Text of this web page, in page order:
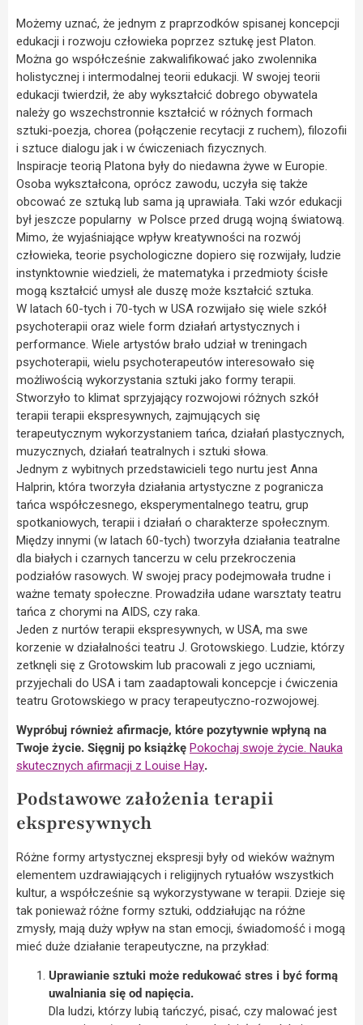
Możemy uznać, że jednym z praprzodków spisanej koncepcji
edukacji i rozwoju człowieka poprzez sztukę jest Platon.
Można go współcześnie zakwalifikować jako zwolennika
holistycznej i intermodalnej teorii edukacji. W swojej teorii
edukacji twierdził, że aby wykształcić dobrego obywatela
należy go wszechstronnie kształcić w różnych formach
sztuki-poezja, chorea (połączenie recytacji z ruchem), filozofii
i sztuce dialogu jak i w ćwiczeniach fizycznych.
Inspiracje teorią Platona były do niedawna żywe w Europie.
Osoba wykształcona, oprócz zawodu, uczyła się także
obcować ze sztuką lub sama ją uprawiała. Taki wzór edukacji
był jeszcze popularny w Polsce przed drugą wojną światową.
Mimo, że wyjaśniające wpływ kreatywności na rozwój
człowieka, teorie psychologiczne dopiero się rozwijały, ludzie
instynktownie wiedzieli, że matematyka i przedmioty ścisłe
mogą kształcić umysł ale duszę może kształcić sztuka.
W latach 60-tych i 70-tych w USA rozwijało się wiele szkół
psychoterapii oraz wiele form działań artystycznych i
performance. Wiele artystów brało udział w treningach
psychoterapii, wielu psychoterapeutów interesowało się
możliwością wykorzystania sztuki jako formy terapii.
Stworzyło to klimat sprzyjający rozwojowi różnych szkół
terapii terapii ekspresywnych, zajmujących się
terapeutycznym wykorzystaniem tańca, działań plastycznych,
muzycznych, działań teatralnych i sztuki słowa.
Jednym z wybitnych przedstawicieli tego nurtu jest Anna
Halprin, która tworzyła działania artystyczne z pogranicza
tańca współczesnego, eksperymentalnego teatru, grup
spotkaniowych, terapii i działań o charakterze społecznym.
Między innymi (w latach 60-tych) tworzyła działania teatralne
dla białych i czarnych tancerzu w celu przekroczenia
podziałów rasowych. W swojej pracy podejmowała trudne i
ważne tematy społeczne. Prowadziła udane warsztaty teatru
tańca z chorymi na AIDS, czy raka.
Jeden z nurtów terapii ekspresywnych, w USA, ma swe
korzenie w działalności teatru J. Grotowskiego. Ludzie, którzy
zetknęli się z Grotowskim lub pracowali z jego uczniami,
przyjechali do USA i tam zaadaptowali koncepcje i ćwiczenia
teatru Grotowskiego w pracy terapeutyczno-rozwojowej.
Wypróbuj również afirmacje, które pozytywnie wpłyną na
Twoje życie. Sięgnij po książkę Pokochaj swoje życie. Nauka
skutecznych afirmacji z Louise Hay.
Podstawowe założenia terapii
ekspresywnych
Różne formy artystycznej ekspresji były od wieków ważnym
elementem uzdrawiających i religijnych rytuałów wszystkich
kultur, a współcześnie są wykorzystywane w terapii. Dzieje się
tak ponieważ różne formy sztuki, oddziałując na różne
zmysły, mają duży wpływ na stan emocji, świadomość i mogą
mieć duże działanie terapeutyczne, na przykład:
Uprawianie sztuki może redukować stres i być formą
uwalniania się od napięcia.
Dla ludzi, którzy lubią tańczyć, pisać, czy malować jest